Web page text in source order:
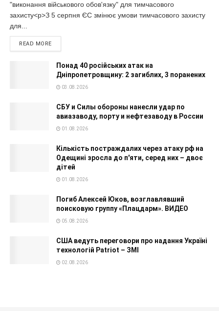
"виконання військового обов'язку" для тимчасового
захисту<p>З 5 серпня ЄС змінює умови тимчасового захисту
для...
READ MORE
Понад 40 російських атак на
Дніпропетровщину: 2 загиблих, 3 поранених
03.08.2026
СБУ и Силы обороны нанесли удар по
авиазаводу, порту и нефтезаводу в России
01.08.2026
Кількість постраждалих через атаку рф на
Одещині зросла до п'яти, серед них – двоє
дітей
01.08.2026
Погиб Алексей Юков, возглавлявший
поисковую группу «Плацдарм». ВИДЕО
05.08.2026
США ведуть переговори про надання Україні
технологій Patriot – ЗМІ
02.08.2026